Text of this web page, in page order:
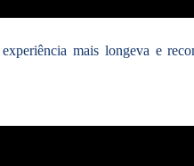
mais longeva e